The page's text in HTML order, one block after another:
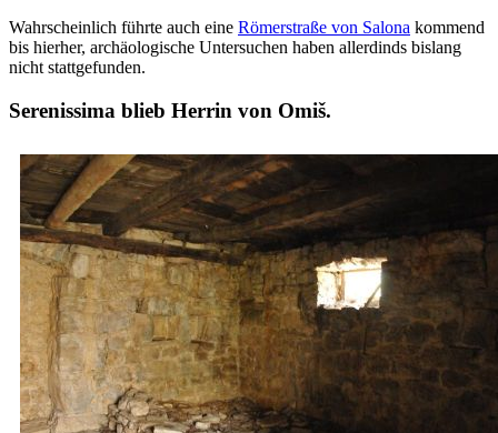
Wahrscheinlich führte auch eine Römerstraße von Salona kommend
bis hierher, archäologische Untersuchen haben allerdinds bislang
nicht stattgefunden.
Serenissima blieb Herrin von Omiš.